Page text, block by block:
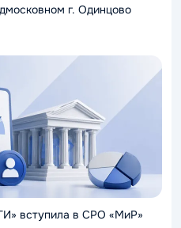
г. Одинцово
вступила в СРО «МиР»